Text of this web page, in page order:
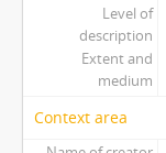
Level of
description
Extent and
medium
Context area